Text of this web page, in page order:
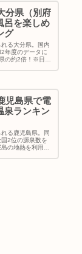
分県（別府
呂を楽しめ
グ
る大分県。国内
年度のデータに
の約2倍！※日本
...
児島県で電
泉ランキン
る鹿児島県。同
2位の源泉数を
の地熱を利用し